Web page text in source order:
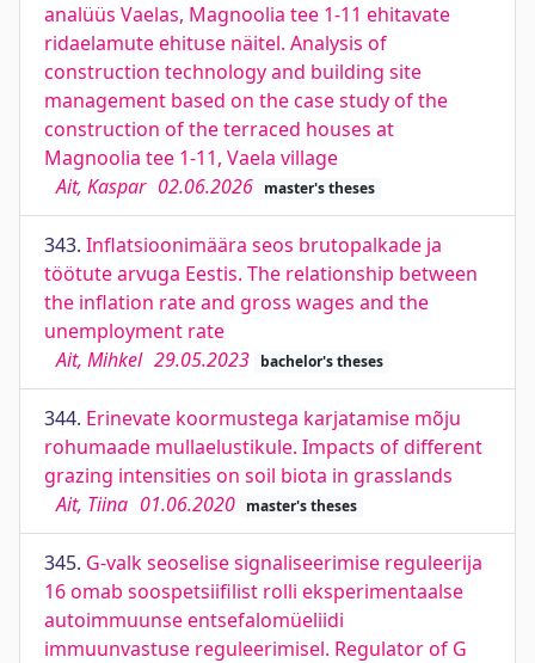
analüüs Vaelas, Magnoolia tee 1-11 ehitavate
ridaelamute ehituse näitel. Analysis of
construction technology and building site
management based on the case study of the
construction of the terraced houses at
Magnoolia tee 1-11, Vaela village
Ait, Kaspar 02.06.2026 master's theses
343. Inflatsioonimäära seos brutopalkade ja
töötute arvuga Eestis. The relationship between
the inflation rate and gross wages and the
unemployment rate
Ait, Mihkel 29.05.2023 bachelor's theses
344. Erinevate koormustega karjatamise mõju
rohumaade mullaelustikule. Impacts of different
grazing intensities on soil biota in grasslands
Ait, Tiina 01.06.2020 master's theses
345. G-valk seoselise signaliseerimise reguleerija
16 omab soospetsiifilist rolli eksperimentaalse
autoimmuunse entsefalomüeliidi
immuunvastuse reguleerimisel. Regulator of G